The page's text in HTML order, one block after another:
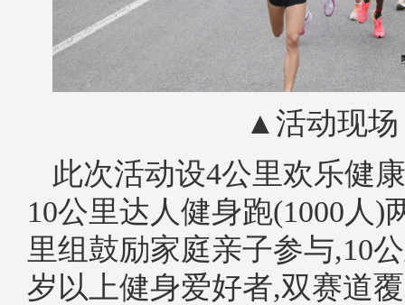
▲活动现场
此次活动设4公里欢乐健
10公里达人健身跑(1000人)
里组鼓励家庭亲子参与,10
岁以上健身爱好者,双赛道